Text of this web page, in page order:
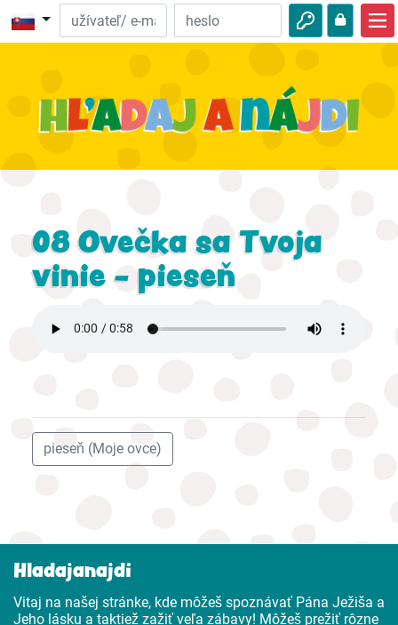
Biblické dobrodružstvá
Dobrodružstvá
Aktivity
08 Ovečka sa Tvoja
vinie - pieseň
pieseň (Moje ovce)
Hladajanajdi
Vitaj na našej stránke, kde môžeš spoznávať Pána Ježiša a
Jeho lásku a taktiež zažiť veľa zábavy! Môžeš prežiť rôzne